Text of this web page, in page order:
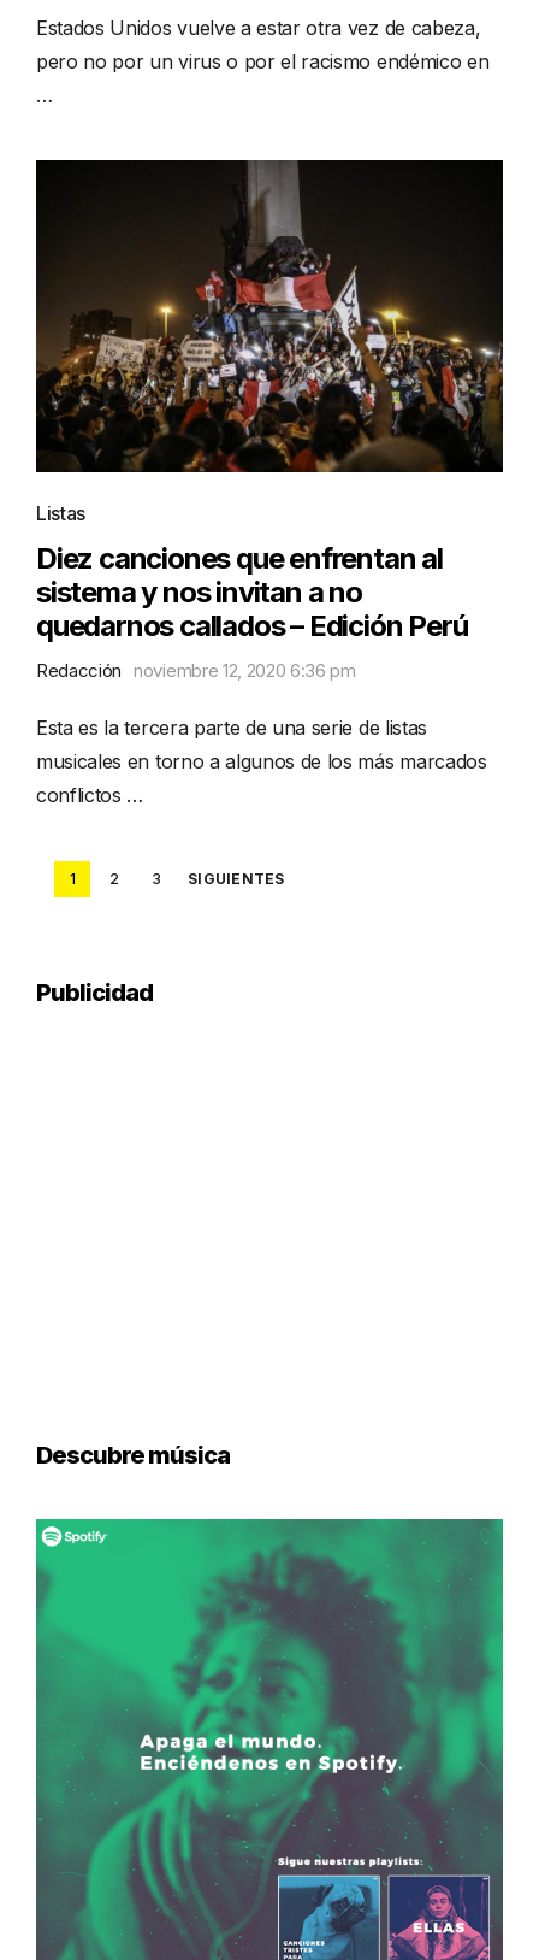
Estados Unidos vuelve a estar otra vez de cabeza,
pero no por un virus o por el racismo endémico en
…
Listas
Diez canciones que enfrentan al
sistema y nos invitan a no
quedarnos callados – Edición Perú
Redacción noviembre 12, 2020 6:36 pm
Esta es la tercera parte de una serie de listas
musicales en torno a algunos de los más marcados
conflictos …
Posts
1 2 3 SIGUIENTES
Publicidad
Descubre música